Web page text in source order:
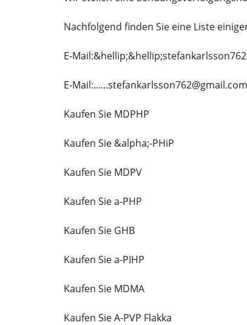
Nachfolgend finden Sie eine Liste
E-
E-Mail:......stefankarlsson762@gmail.com
Kaufen Sie MDPHP
Kaufen Sie &alpha;-PHiP
Kaufen Sie MDPV
Kaufen Sie a-PHP
Kaufen Sie GHB
Kaufen Sie a-PIHP
Kaufen Sie MDMA
Kaufen Sie A-PVP Flakka